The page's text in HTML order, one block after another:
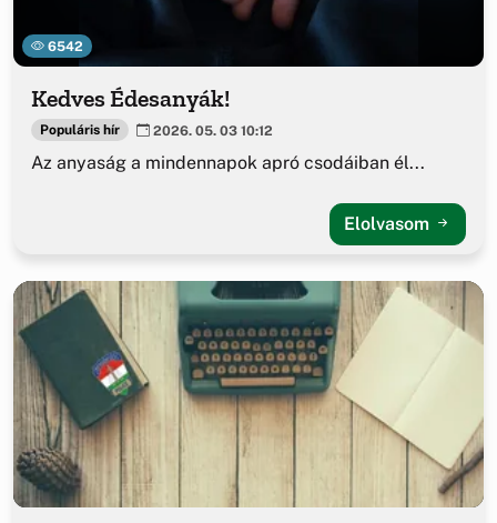
6542
Kedves Édesanyák!
Populáris hír 2026. 05. 03 10:12
Az anyaság a mindennapok apró csodáiban él...
Elolvasom